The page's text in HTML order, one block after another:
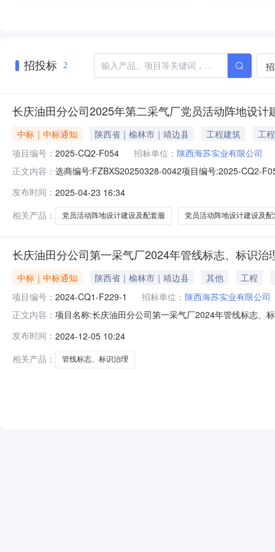
招投标 2
长庆油田分公司2025年第二采气厂党员活动阵地设计
中标｜中标通知 陕西省｜榆林市｜靖边县 工程建筑
工程
项目编号： 2025-CQ2-F054 招标单位： 陕西海苏实业有限公司
正文内容： 选商编号:FZBXS20250328-0042项目编号:2025-CQ2-
服务非招标采购结果公告项目编号：2025-CQ2-F054一
发布时间： 2025-04-23 16:34
相关产品：
党员活动阵地设计建设及配套服 党员活动阵地设计建设及配
长庆油田分公司第一采气厂2024年管线标志、标识治
中标｜中标通知 陕西省｜榆林市｜靖边县 其他
工程
项目编号： 2024-CQ1-F229-1 招标单位： 陕西海苏实业有限公司
正文内容： 项目名称:长庆油田分公司第一采气厂2024年管线标志、
F229-1一、基本情况本项目非招标选商内容包括：长庆
等手续，
发布时间： 2024-12-05 10:24
相关产品：
管线标志、标识治理